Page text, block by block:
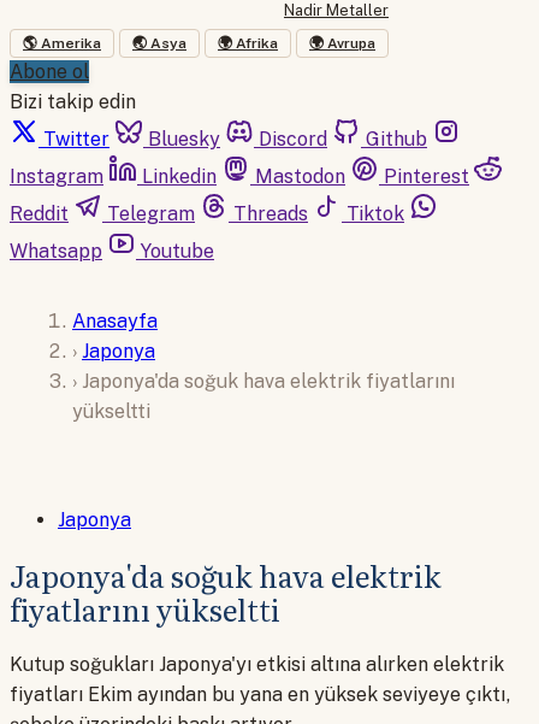
Nadir Metaller
🌎 Amerika 🌏 Asya 🌍 Afrika 🌍 Avrupa
Abone ol
Bizi takip edin
Twitter
Bluesky Discord
Github
Instagram
Linkedin Mastodon
Pinterest
Reddit
Telegram Threads
Tiktok
Whatsapp
Youtube
Anasayfa
› Japonya
› Japonya'da soğuk hava elektrik fiyatlarını
yükseltti
Japonya
Japonya'da soğuk hava elektrik
fiyatlarını yükseltti
Kutup soğukları Japonya'yı etkisi altına alırken elektrik
fiyatları Ekim ayından bu yana en yüksek seviyeye çıktı,